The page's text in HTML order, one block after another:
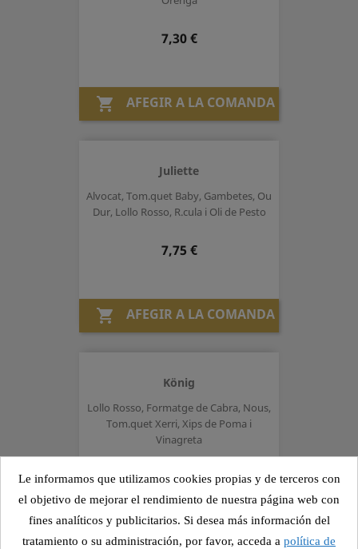
Preu
7,30 €
 AFEGIR A LA COMANDA
Juliette
Alvocat, Tom.quet Baby, Gambetes, Ou
Dur, Lollo Rosso, R.cula i Oli de Pesto
Preu
7,75 €
 AFEGIR A LA COMANDA
König
Lollo Rosso, Formatge de Cabra, Nous,
Tom.quet Xerri, Xips de Poma i
Vinagreta
7,50 €
 AFEGIR A LA COMANDA
Le informamos que utilizamos cookies propias y de terceros con
el objetivo de mejorar el rendimiento de nuestra página web con
fines analíticos y publicitarios. Si desea más información del
tratamiento o su administración, por favor, acceda a política de